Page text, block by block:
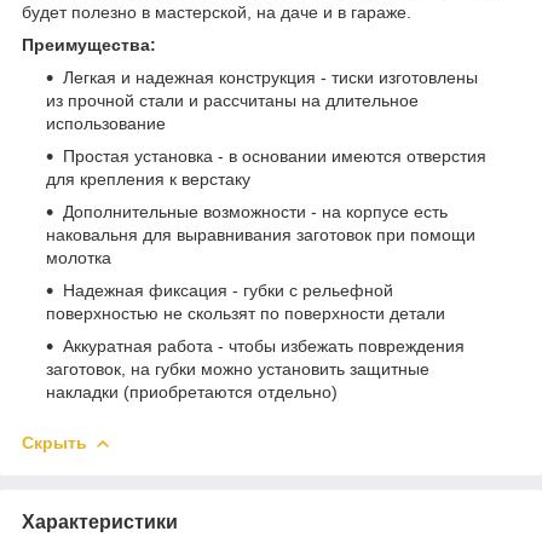
будет полезно в мастерской, на даче и в гараже.
Преимущества:
Легкая и надежная конструкция - тиски изготовлены
из прочной стали и рассчитаны на длительное
использование
Простая установка - в основании имеются отверстия
для крепления к верстаку
Дополнительные возможности - на корпусе есть
наковальня для выравнивания заготовок при помощи
молотка
Надежная фиксация - губки с рельефной
поверхностью не скользят по поверхности детали
Аккуратная работа - чтобы избежать повреждения
заготовок, на губки можно установить защитные
накладки (приобретаются отдельно)
Скрыть
Характеристики